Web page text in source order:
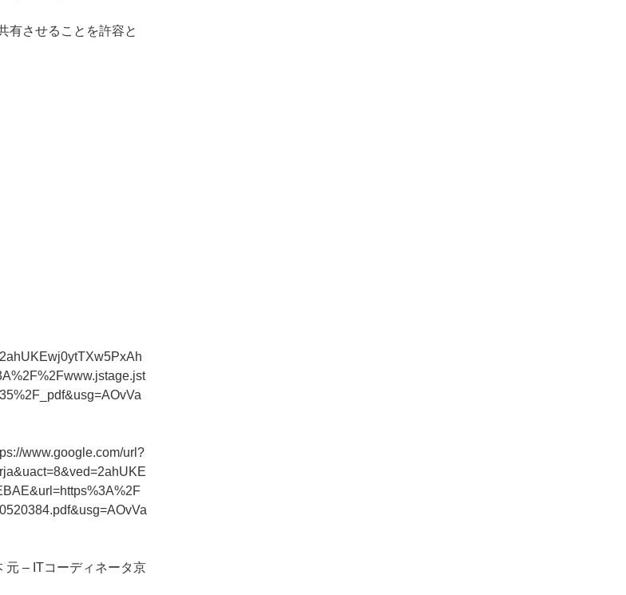
有させることを許容と
www.google.com/url?
– ITコーディネータ京